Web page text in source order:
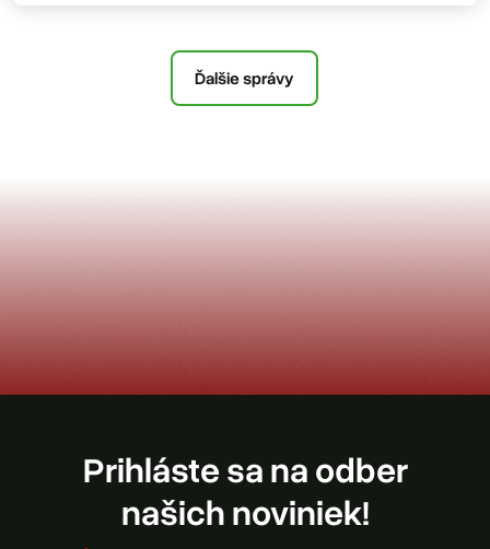
Ďalšie správy
Prihláste sa na odber
našich noviniek!